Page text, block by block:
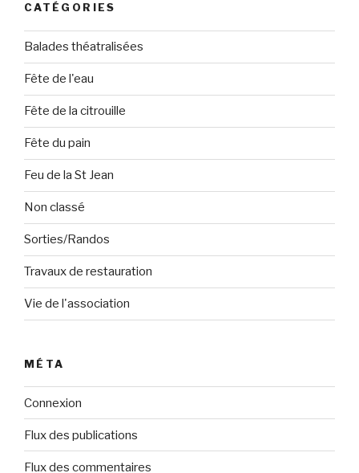
CATÉGORIES
Balades théatralisées
Fête de l'eau
Fête de la citrouille
Fête du pain
Feu de la St Jean
Non classé
Sorties/Randos
Travaux de restauration
Vie de l'association
MÉTA
Connexion
Flux des publications
Flux des commentaires